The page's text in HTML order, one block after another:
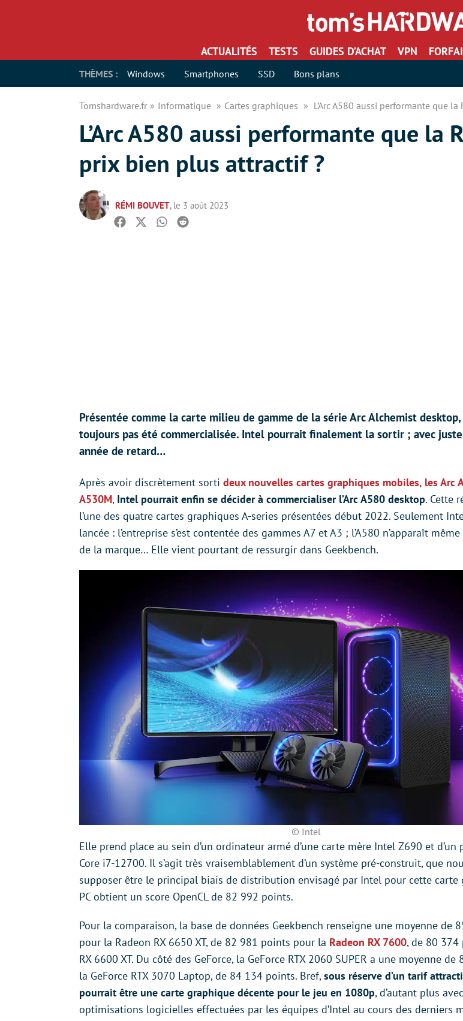
ACTUALITÉS TESTS GUIDES D’ACHAT VPN
THÈMES : Windows Smartphones SSD Bons plans
Tomshardware.fr Informatique Cartes graphiques L’Arc A580 aussi performante que
L’Arc A580 aussi performante que la
prix bien plus attractif ?
RÉMI BOUVET, le 3 août 2023
Facebook
TwitterWhatsapp
Reddit
Présentée comme la carte milieu de gamme de la série Arc Alchemist desktop,
toujours pas été commercialisée. Intel pourrait finalement la sortir ; avec
année de retard…
Après avoir discrètement sorti deux nouvelles cartes graphiques mobiles, les Arc
A530M, Intel pourrait enfin se décider à commercialiser l’Arc A580 desktop. Cette
l’une des quatre cartes graphiques A-series présentées début 2022. Seulement
lancée : l’entreprise s’est contentée des gammes A7 et A3 ; l’A580 n’apparaît
de la marque… Elle vient pourtant de ressurgir dans Geekbench.
© Intel
Elle prend place au sein d’un ordinateur armé d’une carte mère Intel Z690 et d’un
Core i7-12700. Il s’agit très vraisemblablement d’un système pré-construit, que
supposer être le principal biais de distribution envisagé par Intel pour cette carte
PC obtient un score OpenCL de 82 992 points.
Pour la comparaison, la base de données Geekbench renseigne une moyenne de
pour la Radeon RX 6650 XT, de 82 981 points pour la Radeon RX 7600, de 80
RX 6600 XT. Du côté des GeForce, la GeForce RTX 2060 SUPER a une moyenne
la GeForce RTX 3070 Laptop, de 84 134 points. Bref,sous réserve d’un tarif
pourrait être une carte graphique décente pour le jeu en 1080p, d’autant plus
optimisations logicielles effectuées par les équipes d’Intel au cours des derniers